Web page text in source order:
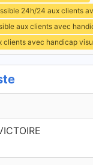
24h/24 aux clients
aux clients avec
clients avec handicap